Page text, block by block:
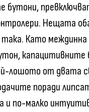
бутони,
Нещата
така. Като
капацитивните
лошото от двата
поради
и по-малко